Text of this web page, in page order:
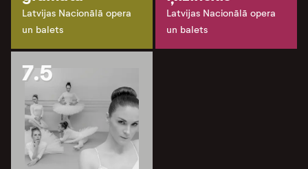
Latvijas Nacionālā opera
un balets
Latvijas Nacionālā opera
un balets
7.5